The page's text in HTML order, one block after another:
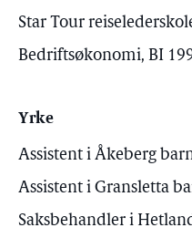
Star Tour
Bedriftsøkonomi, BI
Yrke
Assistent i Åkeberg
Assistent i Gransletta
Saksbehandler i